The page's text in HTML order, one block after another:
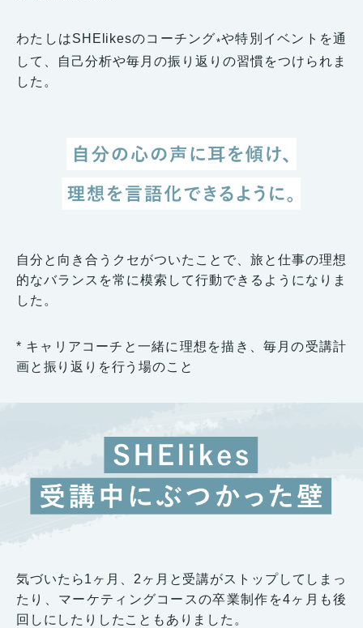
わたしはSHElikesのコーチング*や特別イベントを通
して、自己分析や毎月の振り返りの習慣をつけられま
した。
自分と向き合うクセがついたことで、旅と仕事の理想
的なバランスを常に模索して行動できるようになりま
した。
* キャリアコーチと一緒に理想を描き、毎月の受講計
画と振り返りを行う場のこと
気づいたら1ヶ月、2ヶ月と受講がストップしてしまっ
たり、マーケティングコースの卒業制作を4ヶ月も後
回しにしたりしたこともありました。